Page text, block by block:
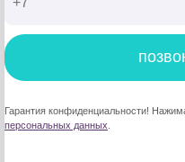
Гарантия конфиденциальности!
персональных данных